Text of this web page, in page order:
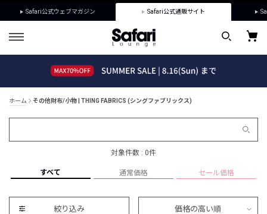
Safari公式ウェブマガジン Safari公式通販サイト
ホーム その他財布/小物 | THING FABRICS (シングファブリックス)
対象件数 : 0件
すべて 通常価格 セール価格
絞り込み 価格の高い順